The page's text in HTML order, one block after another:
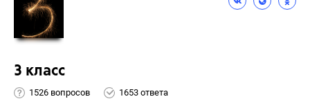
3 класс
1526 вопросов 1653 ответа